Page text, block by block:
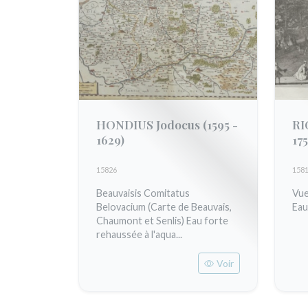
HONDIUS Jodocus (1595 -
1629)
15826
Beauvaisis Comitatus
Belovacium (Carte de Beauvais,
Chaumont et Senlis) Eau forte
rehaussée à l'aqua...
Voir